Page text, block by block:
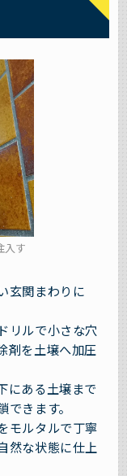
入す
玄関まわりに
リルで小さな穴
剤を土壌へ加圧
にある土壌まで
きます。
モルタルで丁寧
然な状態に仕上